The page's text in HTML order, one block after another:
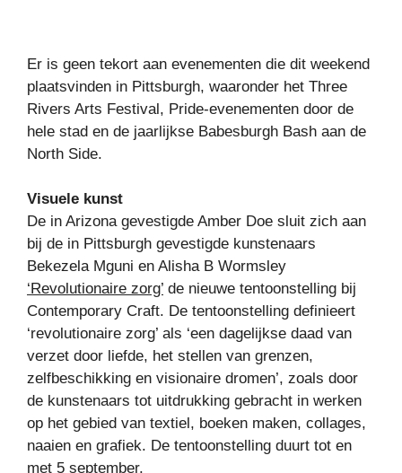
Er is geen tekort aan evenementen die dit weekend
plaatsvinden in Pittsburgh, waaronder het Three
Rivers Arts Festival, Pride-evenementen door de
hele stad en de jaarlijkse Babesburgh Bash aan de
North Side.
Visuele kunst
De in Arizona gevestigde Amber Doe sluit zich aan
bij de in Pittsburgh gevestigde kunstenaars
Bekezela Mguni en Alisha B Wormsley
‘Revolutionaire zorg’ de nieuwe tentoonstelling bij
Contemporary Craft. De tentoonstelling definieert
‘revolutionaire zorg’ als ‘een dagelijkse daad van
verzet door liefde, het stellen van grenzen,
zelfbeschikking en visionaire dromen’, zoals door
de kunstenaars tot uitdrukking gebracht in werken
op het gebied van textiel, boeken maken, collages,
naaien en grafiek. De tentoonstelling duurt tot en
met 5 september.